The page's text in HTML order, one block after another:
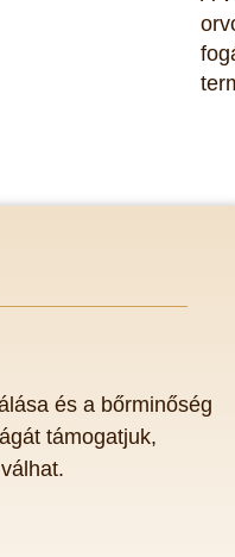
és a bőrminőség
támogatjuk,